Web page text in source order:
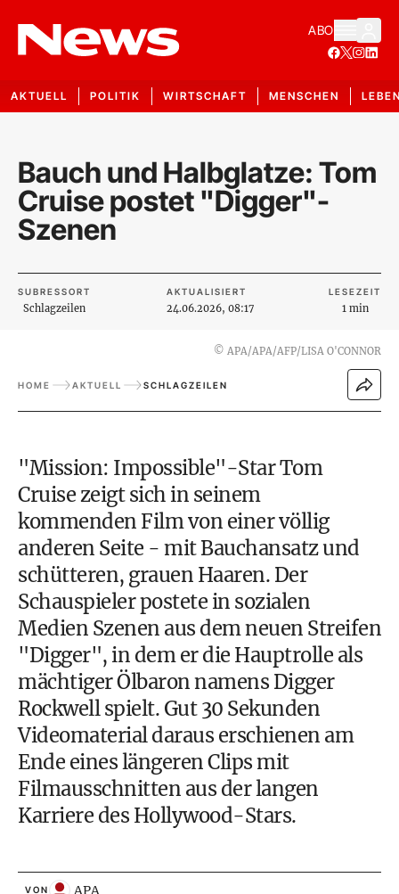
ABO
AKTUELL POLITIK WIRTSCHAFT MENSCHEN
Bauch und Halbglatze: Tom
Cruise postet "Digger"-
Szenen
SUBRESSORT
Schlagzeilen
AKTUALISIERT
24.06.2026, 08:17
LESEZEIT
1 min
© APA/APA/AFP/LISA O'CONNOR
HOME AKTUELL SCHLAGZEILEN
"Mission: Impossible"-Star Tom
Cruise zeigt sich in seinem
kommenden Film von einer völlig
anderen Seite - mit Bauchansatz und
schütteren, grauen Haaren. Der
Schauspieler postete in sozialen
Medien Szenen aus dem neuen Streifen
"Digger", in dem er die Hauptrolle als
mächtiger Ölbaron namens Digger
Rockwell spielt. Gut 30 Sekunden
Videomaterial daraus erschienen am
Ende eines längeren Clips mit
Filmausschnitten aus der langen
Karriere des Hollywood-Stars.
VON APA